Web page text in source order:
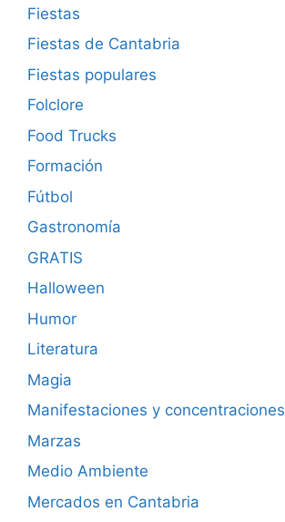
Fiestas
Fiestas de Cantabria
Fiestas populares
Folclore
Food Trucks
Formación
Fútbol
Gastronomía
GRATIS
Halloween
Humor
Literatura
Magia
Manifestaciones y concentraciones
Marzas
Medio Ambiente
Mercados en Cantabria